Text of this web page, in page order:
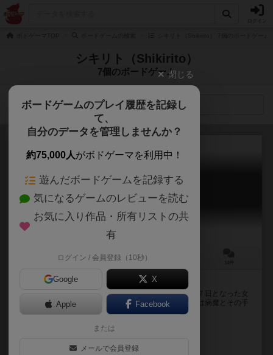
シキリト（Shikirito）
7個のボードゲーム
検索メニュー
命の砂時計-Limit 7 days-
Inochi no Sunadokei
10～20分
女の子を助けるの+.(´･∀･)ﾉﾟ+.ﾀﾞｰ☆
プレイヤーは病気の女の子を助ける治癒者です。 余命７日となった女
の子を治療してください。 しかし、プレイヤーの中には病魔とその手
先である使い魔が紛れています。 彼ら...
シキリト（Shikirito）
閉じる
ボードゲームのプレイ履歴を記録し
て、
自分のデータを管理しませんか？
約75,000人がボドゲーマを利用中！
遊んだボードゲームを記録する
気になるゲームのレビューを読む
お気に入り作品・所有リストの共
有
ログイン / 会員登録（10秒）
Google X
Apple Facebook
または
メールで会員登録